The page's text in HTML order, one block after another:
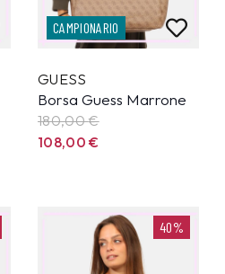
CAMPIONARIO
GUESS
Borsa Guess Marrone
180,00€
108,00€
40%